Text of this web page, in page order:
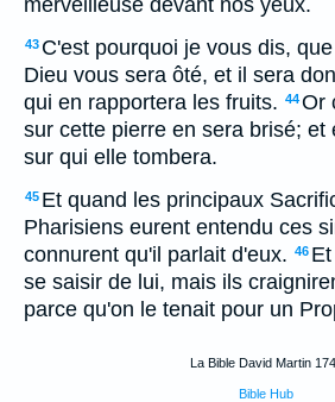
merveilleuse devant nos yeux.
43 C'est pourquoi je vous dis,
Dieu vous sera ôté, et il sera
qui en rapportera les fruits. 44Or
sur cette pierre en sera brisé; et
sur qui elle tombera.
45 Et quand les principaux
Pharisiens eurent entendu ces
connurent qu'il parlait d'eux. 46
se saisir de lui, mais ils
parce qu'on le tenait pour un
La Bible David Martin
Bible Hub